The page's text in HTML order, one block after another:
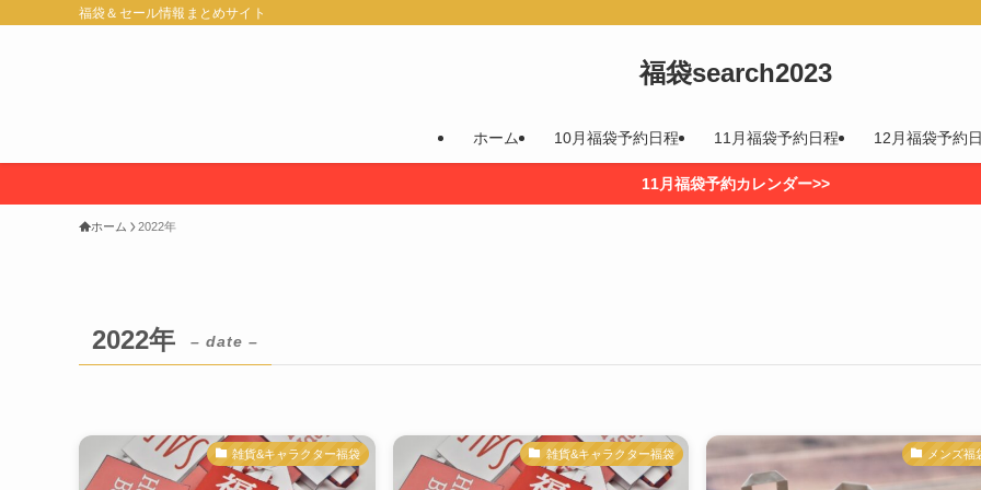
福袋＆セール情報まとめサイト
福袋search2023
ホーム 10月福袋予約日程 11月福袋予約日程 12月福袋予約
11月福袋予約カレンダー>>
ホーム 2022年
2022年 – date –
雑貨&キャラクター福袋 雑貨&キャラクター福袋 メンズ福